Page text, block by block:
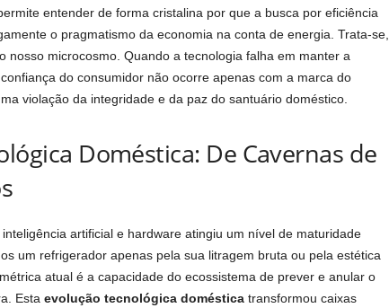
entender de forma cristalina por que a busca por eficiência
o pragmatismo da economia na conta de energia. Trata-se,
nosso microcosmo. Quando a tecnologia falha em manter a
do consumidor não ocorre apenas com a marca do
violação da integridade e da paz do santuário doméstico.
Doméstica: De Cavernas de
artificial e hardware atingiu um nível de maturidade
um refrigerador apenas pela sua litragem bruta ou pela estética
atual é a capacidade do ecossistema de prever e anular o
Esta evolução tecnológica domésticatransformou caixas